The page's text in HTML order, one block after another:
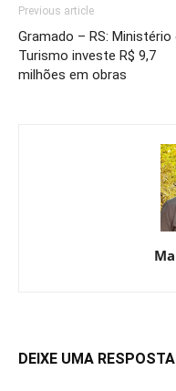
Previous article
Gramado – RS: Ministério
Turismo investe R$ 9,7
milhões em obras
DEIXE UMA RESPOSTA